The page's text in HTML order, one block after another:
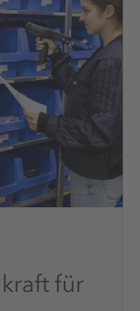
für